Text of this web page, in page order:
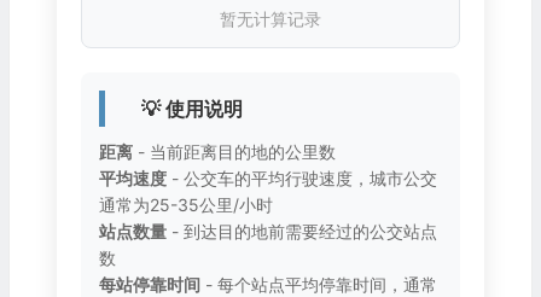
暂无计算记录
💡 使用说明
距离- 当前距离目的地的公里数
平均速度- 公交车的平均行驶速度，城市公交
通常为25-35公里/小时
站点数量- 到达目的地前需要经过的公交站点
数
每站停靠时间- 每个站点平均停靠时间，通常